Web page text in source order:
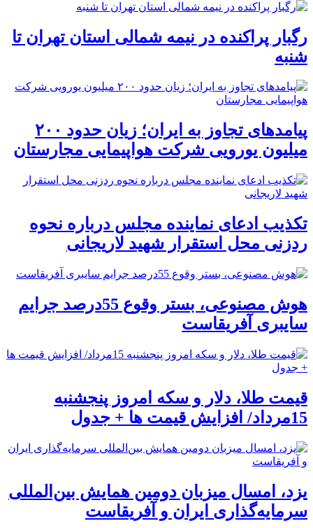
رگبار پراکنده در نیمه شمالی استان تهران تا
شنبه
پیامدهای تجاوز به ایران؛ زیان حدود ۲۰۰
میلیون یورویی شرکت هواپیمایی مجارستان
تکذیب ادعای نماینده مجلس درباره نحوه
ردزنی محل استقرار شهید لاریجانی
هوش مصنوعی، بستر وقوع 55درصد جرایم
سایبری آفریقاست
قیمت طلا، دلار و سکه امروز پنجشنبه
15مرداد/ افزایش قیمت ها + جدول
یزد، امسال میزبان دومین همایش بین‌المللی
سرمایه‌گذاری ایران و آفریقاست